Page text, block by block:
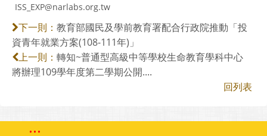
ISS_EXP@narlabs.org.tw
下一則： 教育部國民及學前教育署配合行政院推動「投
資青年就業方案(108-111年)」
上一則： 轉知~普通型高級中等學校生命教育學科中心
將辦理109學年度第二學期公開....
回列表